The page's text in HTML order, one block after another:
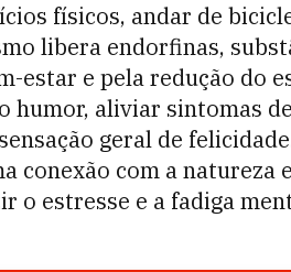
físicos, andar de
libera endorfinas,
estar e pela redução do
humor, aliviar sintomas
geral de
conexão com a natureza
o estresse e a fadiga